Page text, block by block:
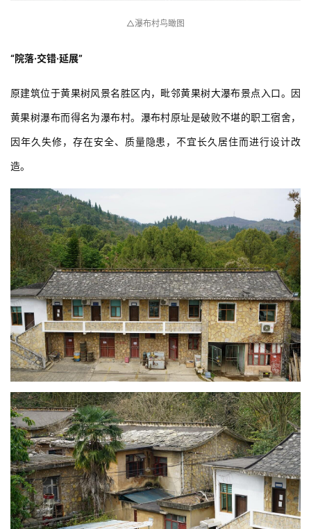
△瀑布村鸟瞰图
“院落·交错·延展”
原建筑位于黄果树风景名胜区内，毗邻黄果树大瀑布景点入口。因
黄果树瀑布而得名为瀑布村。瀑布村原址是破败不堪的职工宿舍，
因年久失修，存在安全、质量隐患，不宜长久居住而进行设计改
造。